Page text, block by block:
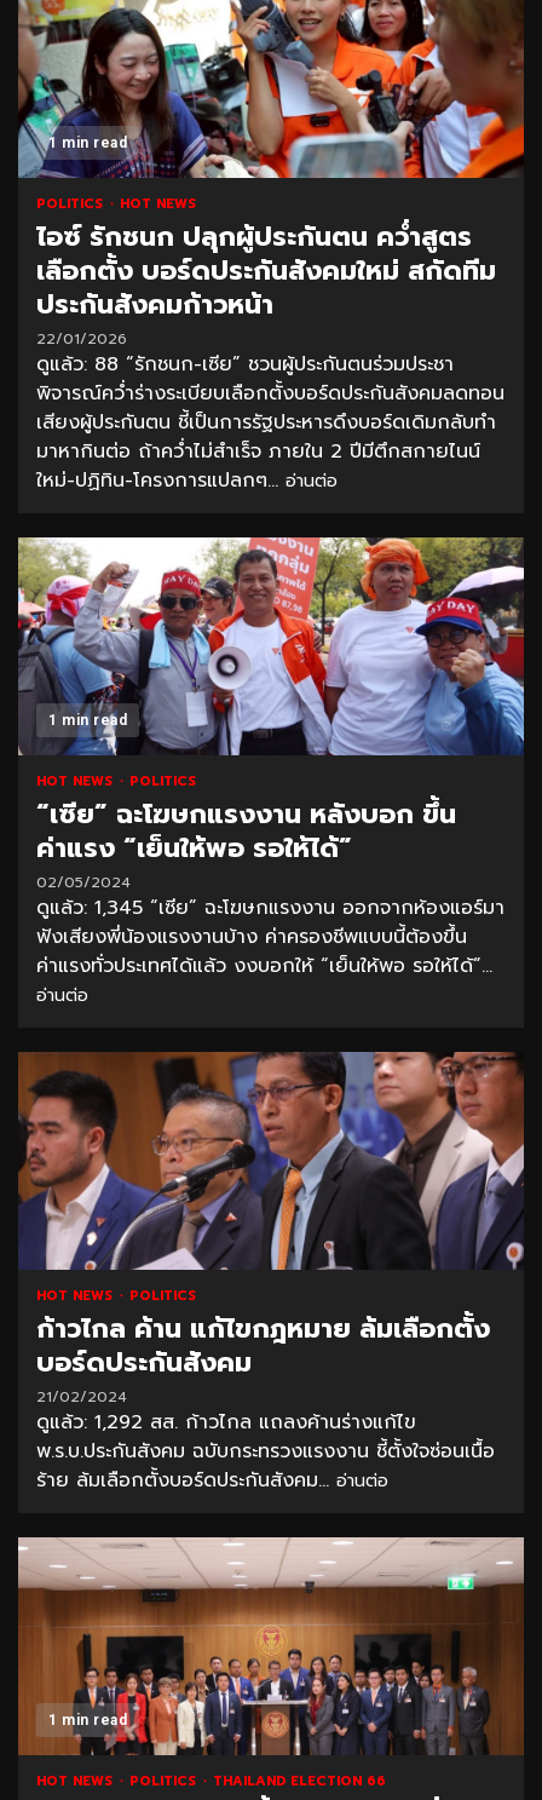
1 min read
POLITICS HOT NEWS
ไอซ์ รักชนก ปลุกผู้ประกันตน คว่ำสูตร
เลือกตั้ง บอร์ดประกันสังคมใหม่ สกัดทีม
ประกันสังคมก้าวหน้า
22/01/2026
ดูแล้ว: 88 “รักชนก-เซีย” ชวนผู้ประกันตนร่วมประชา
พิจารณ์คว่ำร่างระเบียบเลือกตั้งบอร์ดประกันสังคมลดทอน
เสียงผู้ประกันตน ชี้เป็นการรัฐประหารดึงบอร์ดเดิมกลับทำ
มาหากินต่อ ถ้าคว่ำไม่สำเร็จ ภายใน 2 ปีมีตึกสกายไนน์
ใหม่-ปฏิทิน-โครงการแปลกๆ... อ่านต่อ
1 min read
HOT NEWS POLITICS
“เซีย” ฉะโฆษกแรงงาน หลังบอก ขึ้น
ค่าแรง “เย็นให้พอ รอให้ได้”
02/05/2024
ดูแล้ว: 1,345 “เซีย” ฉะโฆษกแรงงาน ออกจากห้องแอร์มา
ฟังเสียงพี่น้องแรงงานบ้าง ค่าครองชีพแบบนี้ต้องขึ้น
ค่าแรงทั่วประเทศได้แล้ว งงบอกให้ “เย็นให้พอ รอให้ได้”...
อ่านต่อ
HOT NEWS POLITICS
ก้าวไกล ค้าน แก้ไขกฎหมาย ล้มเลือกตั้ง
บอร์ดประกันสังคม
21/02/2024
ดูแล้ว: 1,292 สส. ก้าวไกล แถลงค้านร่างแก้ไข
พ.ร.บ.ประกันสังคม ฉบับกระทรวงแรงงาน ชี้ตั้งใจซ่อนเนื้อ
ร้าย ล้มเลือกตั้งบอร์ดประกันสังคม... อ่านต่อ
1 min read
HOT NEWS POLITICS THAILAND ELECTION 66